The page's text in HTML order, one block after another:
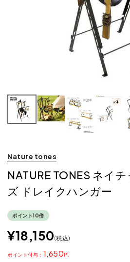
Nature tones
NATURE TONES ネイ
ズ ドレイクハンガー
ポイント10倍
¥18,150 税込
1,650
ポイント